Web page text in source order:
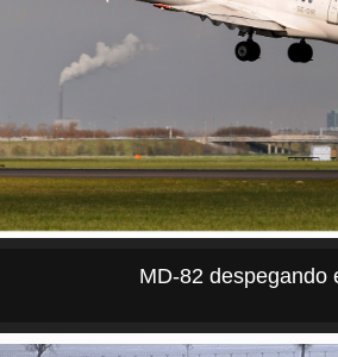
MD-82 despegando